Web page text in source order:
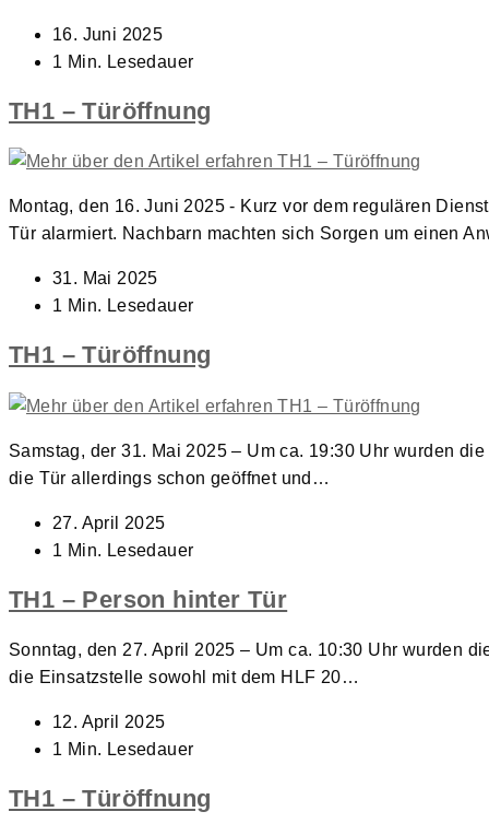
Beitrag
veröffentlicht:
16. Juni 2025
Lesedauer:
1 Min. Lesedauer
TH1 – Türöffnung
Montag, den 16. Juni 2025 - Kurz vor dem regulären
Tür alarmiert. Nachbarn machten sich Sorgen um einen
Beitrag
veröffentlicht:
31. Mai 2025
Lesedauer:
1 Min. Lesedauer
TH1 – Türöffnung
Samstag, der 31. Mai 2025 – Um ca. 19:30 Uhr wurden
die Tür allerdings schon geöffnet und…
Beitrag
veröffentlicht:
27. April 2025
Lesedauer:
1 Min. Lesedauer
TH1 – Person hinter Tür
Sonntag, den 27. April 2025 – Um ca. 10:30 Uhr wurden
die Einsatzstelle sowohl mit dem HLF 20…
Beitrag
veröffentlicht:
12. April 2025
Lesedauer:
1 Min. Lesedauer
TH1 – Türöffnung